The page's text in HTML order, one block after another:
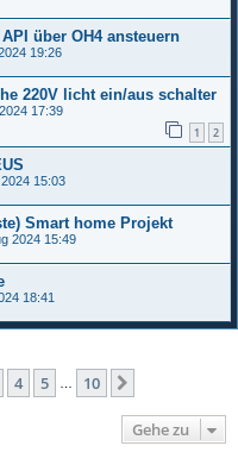
über OH4 ansteuern
19:26
220V licht ein/aus schalter
17:39
1 2
15:03
Smart home Projekt
2024 15:49
18:41
104 5 10
Gehe zu